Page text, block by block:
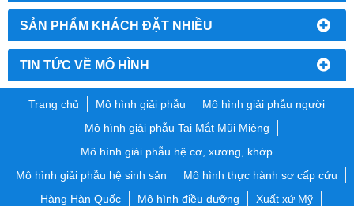
SẢN PHẨM KHÁCH ĐẶT NHIỀU
TIN TỨC VỀ MÔ HÌNH
Trang chủ Mô hình giải phẫu
Mô hình giải phẫu người
Mô hình giải phẫu Tai Mắt Mũi Miệng
Mô hình giải phẫu hệ cơ, xương, khớp
Mô hình giải phẫu hệ sinh sản
Mô hình thực hành sơ cấp cứu
Hàng Hàn Quốc
Mô hình điều dưỡng
Xuất xứ Mỹ